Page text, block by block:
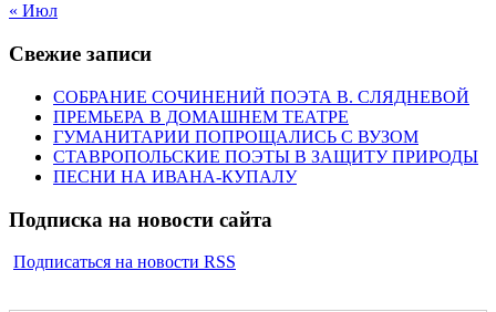
« Июл
Свежие записи
СОБРАНИЕ СОЧИНЕНИЙ ПОЭТА В. СЛЯДНЕВОЙ
ПРЕМЬЕРА В ДОМАШНЕМ ТЕАТРЕ
ГУМАНИТАРИИ ПОПРОЩАЛИСЬ С ВУЗОМ
СТАВРОПОЛЬСКИЕ ПОЭТЫ В ЗАЩИТУ ПРИРОДЫ
ПЕСНИ НА ИВАНА-КУПАЛУ
Подписка на новости сайта
Подписаться на новости RSS